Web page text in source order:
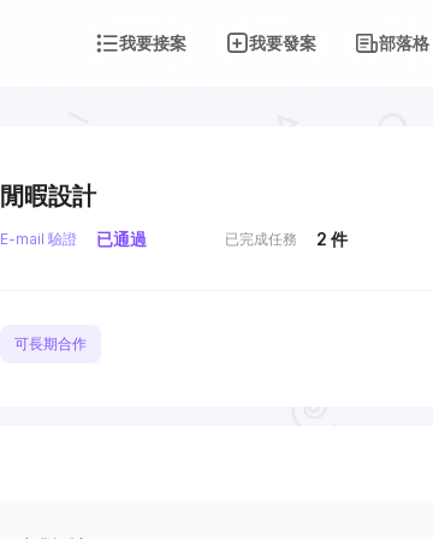
我要接案 我要發案 部落格
閒暇設計
E-mail 驗證 已通過 已完成任務 2 件
可長期合作